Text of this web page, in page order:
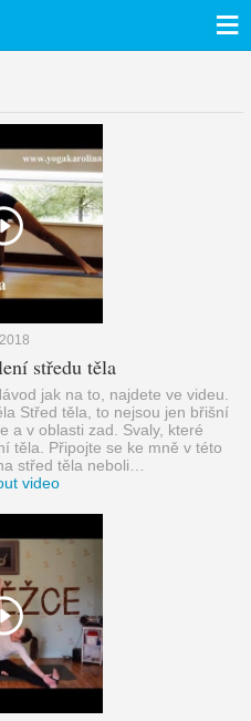
≡
středu těla
jak na to, najdete ve videu.
Střed těla, to nejsou jen břišní
a v oblasti zad. Svaly, které
těla. Připojte se ke mně v této
střed těla neboli…
video